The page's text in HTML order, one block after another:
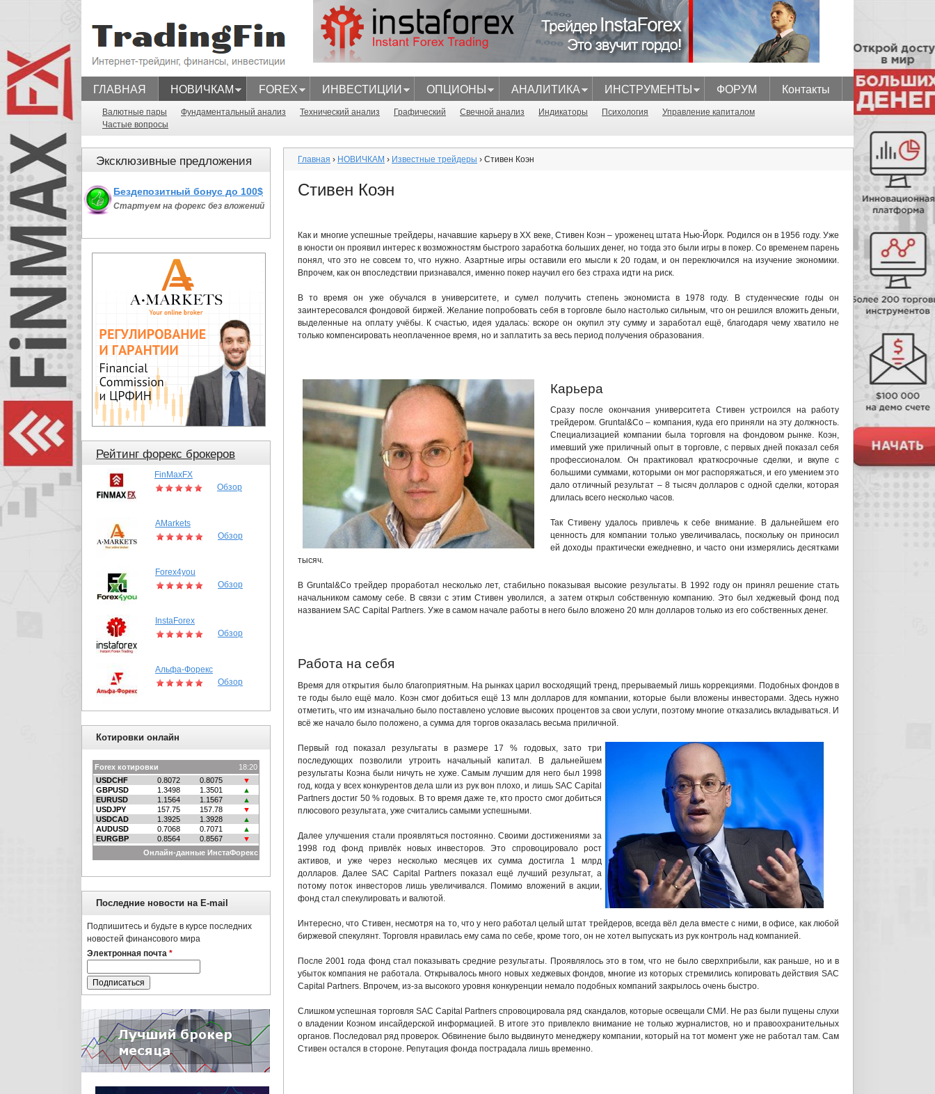
Перейти
основному
TradingFin
ГЛАВНАЯ НОВИЧКАМ FOREX ИНВЕСТИЦИИ ОПЦИОНЫ АНАЛИТИКА ИНСТРУМЕНТЫ ФОРУМ Контакты
Валютные пары Фундаментальный анализ Технический анализ Графический Свечной анализ Индикаторы Психология
Управление капиталом
Частые вопросы
Главная › НОВИЧКАМ › Известные трейдеры › Стивен Коэн
Стивен Коэн
Как и многие успешные трейдеры, начавшие карьеру в ХХ веке, Стивен Коэн – уроженец штата Нью-Йорк. Родился он в 1956 году. Уже
в юности он проявил интерес к возможностям быстрого заработка больших денег, но тогда это были игры в покер. Со временем парень
понял, что это не совсем то, что нужно. Азартные игры оставили его мысли к 20 годам, и он переключился на изучение экономики.
Впрочем, как он впоследствии признавался, именно покер научил его без страха идти на риск.
В то время он уже обучался в университете, и сумел получить степень экономиста в 1978 году. В студенческие годы он
заинтересовался фондовой биржей. Желание попробовать себя в торговле было настолько сильным, что он решился вложить деньги,
выделенные на оплату учёбы. К счастью, идея удалась: вскоре он окупил эту сумму и заработал ещё, благодаря чему хватило не
только компенсировать неоплаченное время, но и заплатить за весь период получения образования.
Карьера
Сразу после окончания университета Стивен устроился на работу
трейдером. Gruntal&Co – компания, куда его приняли на эту должность.
Специализацией компании была торговля на фондовом рынке. Коэн,
имевший уже приличный опыт в торговле, с первых дней показал себя
профессионалом. Он практиковал краткосрочные сделки, и вкупе с
большими суммами, которыми он мог распоряжаться, и его умением это
дало отличный результат – 8 тысяч долларов с одной сделки, которая
длилась всего несколько часов.
Так Стивену удалось привлечь к себе внимание. В дальнейшем его
ценность для компании только увеличивалась, поскольку он приносил
ей доходы практически ежедневно, и часто они измерялись десятками
тысяч.
В Gruntal&Co трейдер проработал несколько лет, стабильно показывая высокие результаты. В 1992 году он принял решение стать
начальником самому себе. В связи с этим Стивен уволился, а затем открыл собственную компанию. Это был хеджевый фонд под
названием SAC Capital Partners. Уже в самом начале работы в него было вложено 20 млн долларов только из его собственных денег.
Работа на себя
Время для открытия было благоприятным. На рынках царил восходящий тренд, прерываемый лишь коррекциями. Подобных фондов в
те годы было ещё мало. Коэн смог добиться ещё 13 млн долларов для компании, которые были вложены инвесторами. Здесь нужно
отметить, что им изначально было поставлено условие высоких процентов за свои услуги, поэтому многие отказались вкладываться. И
всё же начало было положено, а сумма для торгов оказалась весьма приличной.
Первый год показал результаты в размере 17 % годовых, зато три
последующих позволили утроить начальный капитал. В дальнейшем
результаты Коэна были ничуть не хуже. Самым лучшим для него был 1998
год, когда у всех конкурентов дела шли из рук вон плохо, и лишь SAC Capital
Partners достиг 50 % годовых. В то время даже те, кто просто смог добиться
плюсового результата, уже считались самыми успешными.
Далее улучшения стали проявляться постоянно. Своими достижениями за
1998 год фонд привлёк новых инвесторов. Это спровоцировало рост
активов, и уже через несколько месяцев их сумма достигла 1 млрд
долларов. Далее SAC Capital Partners показал ещё лучший результат, а
потому поток инвесторов лишь увеличивался. Помимо вложений в акции,
фонд стал спекулировать и валютой.
Интересно, что Стивен, несмотря на то, что у него работал целый штат трейдеров, всегда вёл дела вместе с ними, в офисе, как любой
биржевой спекулянт. Торговля нравилась ему сама по себе, кроме того, он не хотел выпускать из рук контроль над компанией.
После 2001 года фонд стал показывать средние результаты. Проявлялось это в том, что не было сверхприбыли, как раньше, но и в
убыток компания не работала. Открывалось много новых хеджевых фондов, многие из которых стремились копировать действия SAC
Capital Partners. Впрочем, из-за высокого уровня конкуренции немало подобных компаний закрылось очень быстро.
Слишком успешная торговля SAC Capital Partners спровоцировала ряд скандалов, которые освещали СМИ. Не раз были пущены слухи
о владении Коэном инсайдерской информацией. В итоге это привлекло внимание не только журналистов, но и правоохранительных
органов. Последовал ряд проверок. Обвинение было выдвинуто менеджеру компании, который на тот момент уже не работал там. Сам
Стивен остался в стороне. Репутация фонда пострадала лишь временно.
Эксклюзивные предложения
Бездепозитный бонус до 100$
Стартуем на форекс без вложений
Рейтинг форекс брокеров
FinMaxFX
Обзор
AMarkets
Обзор
Forex4you
Обзор
InstaForex
Обзор
Альфа-Форекс
Обзор
Котировки онлайн
Последние новости на E-mail
Подпишитесь и будьте в курсе последних
новостей финансового мира
Электронная почта *